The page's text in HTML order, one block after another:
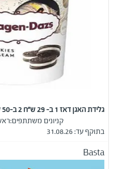
גלידת האגן דאז 1 ב- 29 ש"ח 2 ב-50 ש"ח
קניונים משתתפים:
בתוקף עד: 31.08.26
Basta